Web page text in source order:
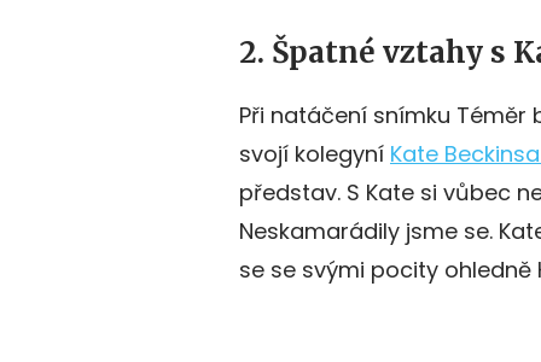
2. Špatné vztahy s
Při natáčení snímku Téměr
svojí kolegyní Kate
představ. S Kate si vůbec
Neskamarádily jsme se.
se se svými pocity